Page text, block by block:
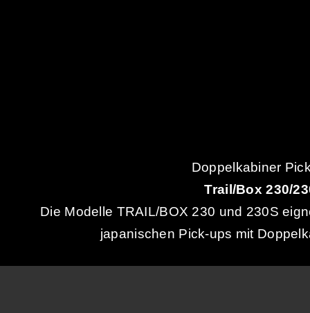
Doppelkabiner
Trail/Box 230/
Die Modelle TRAIL/BOX 230 und 230S
japanischen Pick-ups mit